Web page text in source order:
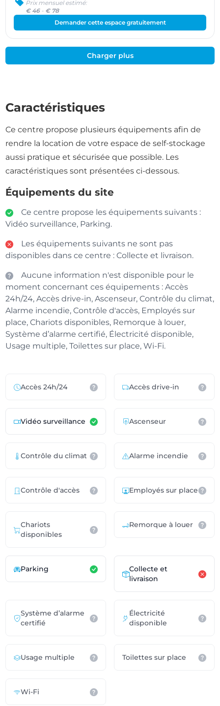
Prix mensuel estimé:
€ 46- € 78
Demander cette espace gratuitement
Charger plus
Caractéristiques
Ce centre propose plusieurs équipements afin de
rendre la location de votre espace de self-stockage
aussi pratique et sécurisée que possible. Les
caractéristiques sont présentées ci-dessous.
Équipements du site
Ce centre propose les équipements suivants :
Vidéo surveillance, Parking.
Les équipements suivants ne sont pas
disponibles dans ce centre : Collecte et livraison.
Aucune information n'est disponible pour le
moment concernant ces équipements : Accès
24h/24, Accès drive-in, Ascenseur, Contrôle du climat,
Alarme incendie, Contrôle d'accès, Employés sur
place, Chariots disponibles, Remorque à louer,
Système d’alarme certifié, Électricité disponible,
Usage multiple, Toilettes sur place, Wi-Fi.
Accès 24h/24 Accès drive-in
Vidéo surveillance Ascenseur
Contrôle du climat Alarme incendie
Contrôle d'accès Employés sur place
Chariots
disponibles
Remorque à louer
Parking
Collecte et
livraison
Système d’alarme
certifié
Électricité
disponible
Usage multiple Toilettes sur place
Wi-Fi